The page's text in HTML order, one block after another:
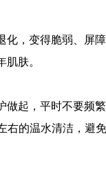
化，变得脆弱、屏
肤。
做起，平时不要频
的温水清洁，避